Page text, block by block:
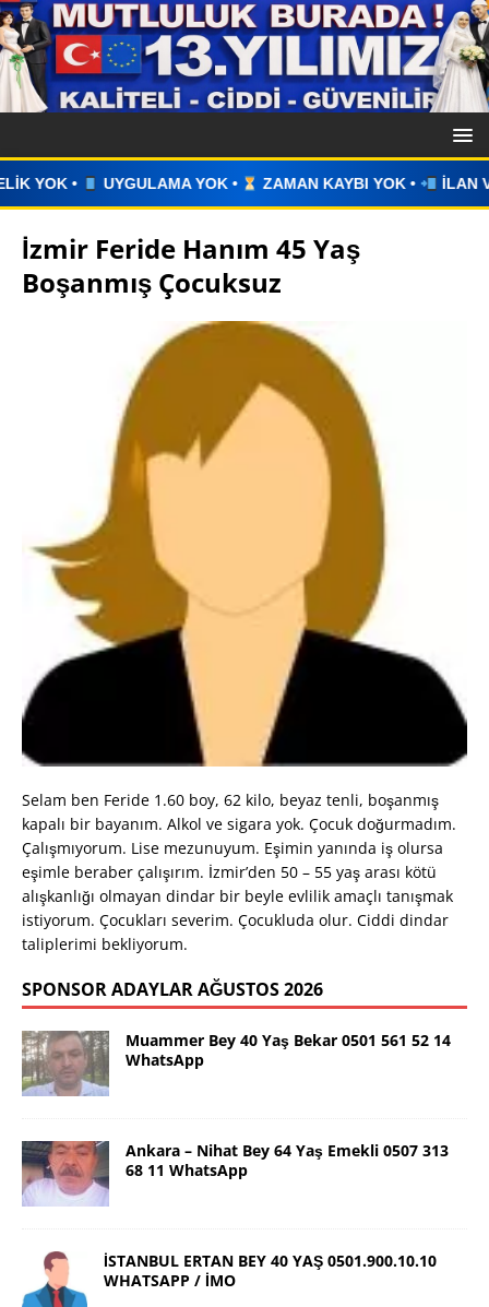
• ZAMAN KAYBI YOK • İLAN VERİN • WHATSAPP
İzmir Feride Hanım 45 Yaş
Boşanmış Çocuksuz
Selam ben Feride 1.60 boy, 62 kilo, beyaz tenli, boşanmış
kapalı bir bayanım. Alkol ve sigara yok. Çocuk doğurmadım.
Çalışmıyorum. Lise mezunuyum. Eşimin yanında iş olursa
eşimle beraber çalışırım. İzmir’den 50 – 55 yaş arası kötü
alışkanlığı olmayan dindar bir beyle evlilik amaçlı tanışmak
istiyorum. Çocukları severim. Çocukluda olur. Ciddi dindar
taliplerimi bekliyorum.
SPONSOR ADAYLAR AĞUSTOS 2026
Muammer Bey 40 Yaş Bekar 0501 561 52 14
WhatsApp
Ankara – Nihat Bey 64 Yaş Emekli 0507 313
68 11 WhatsApp
İSTANBUL ERTAN BEY 40 YAŞ 0501.900.10.10
WHATSAPP / İMO